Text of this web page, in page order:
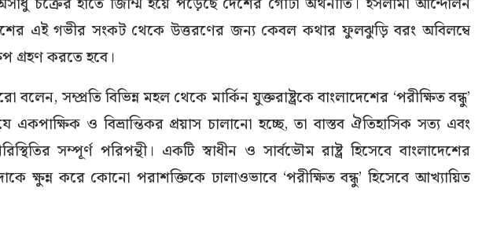
এই গভীর সংকট থেকে উত্তরণের জন্য কেবল কথার ফুলঝুড়ি বরং অবিলম্বে
গ্রহণ করতে হবে।
সম্প্রতি বিভিন্ন মহল থেকে মার্কিন যুক্তরাষ্ট্রকে বাংলাদেশের ‘পরীক্ষিত বন্ধু’
একপাক্ষিক ও বিভ্রান্তিকর প্রয়াস চালানো হচ্ছে, তা বাস্তব ঐতিহাসিক সত্য এবং
সম্পূর্ণ পরিপন্থী। একটি স্বাধীন ও সার্বভৌম রাষ্ট্র হিসেবে বাংলাদেশের
ক্ষুন্ন করে কোনো পরাশক্তিকে ঢালাওভাবে ‘পরীক্ষিত বন্ধু’ হিসেবে আখ্যায়িত